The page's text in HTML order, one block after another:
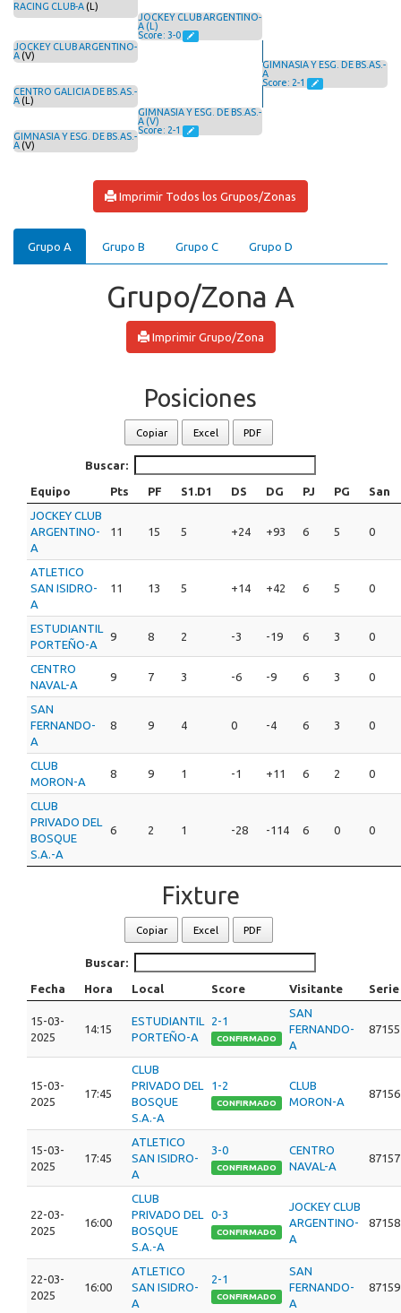
RACING CLUB-A (L)
JOCKEY CLUB ARGENTINO-
A (V)
CENTRO GALICIA DE BS.AS.-
A (L)
GIMNASIA Y ESG. DE BS.AS.-
A (V)
JOCKEY CLUB ARGENTINO-
A (L)
Score: 3-0
GIMNASIA Y ESG. DE BS.AS.-
A (V)
Score: 2-1
GIMNASIA Y ESG. DE BS.AS.-
A
Score: 2-1
Imprimir Todos los Grupos/Zonas
Grupo A Grupo B Grupo C Grupo D
Grupo/Zona A
Imprimir Grupo/Zona
Posiciones
Copiar Excel PDF
Buscar:
Equipo Pts PF S1.D1 DS DG PJ PG
San
JOCKEY CLUB
ARGENTINO-
A
11 15 5 +24 +93 6 5 0
ATLETICO
SAN ISIDRO-
A
11 13 5 +14 +42 6 5 0
ESTUDIANTIL
PORTEÑO-A
9 8 2 -3 -19 6 3 0
CENTRO
NAVAL-A
9 7 3 -6 -9 6 3 0
SAN
FERNANDO-
A
8 9 4 0 -4 6 3 0
CLUB
MORON-A
8 9 1 -1 +11 6 2 0
CLUB
PRIVADO DEL
BOSQUE
S.A.-A
6 2 1 -28 -114 6 0 0
Fixture
Copiar Excel PDF
Buscar:
Fecha Hora Local Score Visitante Serie
15-03-
2025
14:15
ESTUDIANTIL
PORTEÑO-A
2-1
CONFIRMADO
SAN
FERNANDO-
A
87155
15-03-
2025
17:45
CLUB
PRIVADO DEL
BOSQUE
S.A.-A
1-2
CONFIRMADO
CLUB
MORON-A
87156
15-03-
2025
17:45
ATLETICO
SAN ISIDRO-
A
3-0
CONFIRMADO
CENTRO
NAVAL-A
87157
22-03-
2025
16:00
CLUB
PRIVADO DEL
BOSQUE
S.A.-A
0-3
CONFIRMADO
JOCKEY CLUB
ARGENTINO-
A
87158
22-03-
2025
16:00
ATLETICO
SAN ISIDRO-
A
2-1
CONFIRMADO
SAN
FERNANDO-
A
87159